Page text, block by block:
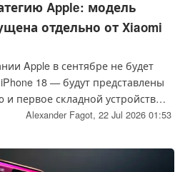
Apple: модель
отдельно от Xiaomi
Apple в сентябре не будет
18 — будут представлены
и первое складной устройство
получит название iPhone Ultra.
и компания Xiaomi,
при подготовке к
Alexander Fagot, 22 Jul 2026 01:53